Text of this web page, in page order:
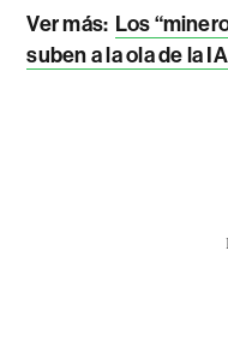
Ver más: Los
suben a la ola de la